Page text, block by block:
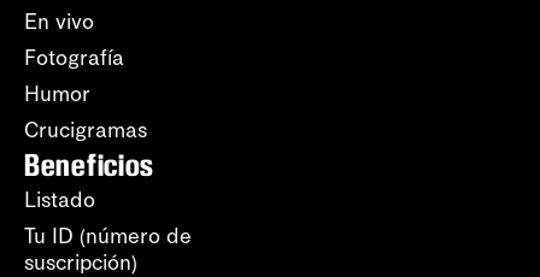
En vivo
Fotografía
Humor
Crucigramas
Beneficios
Listado
Tu ID (número de
suscripción)